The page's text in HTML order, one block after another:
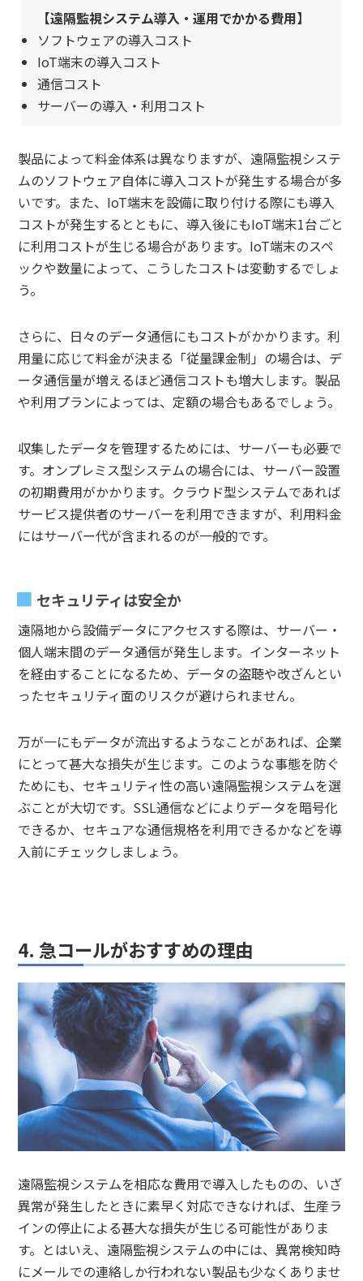
【遠隔監視システム導入・運用でかかる費用】
ソフトウェアの導入コスト
IoT端末の導入コスト
通信コスト
サーバーの導入・利用コスト
製品によって料金体系は異なりますが、遠隔監視システ
ムのソフトウェア自体に導入コストが発生する場合が多
いです。また、IoT端末を設備に取り付ける際にも導入
コストが発生するとともに、導入後にもIoT端末1台ごと
に利用コストが生じる場合があります。IoT端末のスペ
ックや数量によって、こうしたコストは変動するでしょ
う。
さらに、日々のデータ通信にもコストがかかります。利
用量に応じて料金が決まる「従量課金制」の場合は、デ
ータ通信量が増えるほど通信コストも増大します。製品
や利用プランによっては、定額の場合もあるでしょう。
収集したデータを管理するためには、サーバーも必要で
す。オンプレミス型システムの場合には、サーバー設置
の初期費用がかかります。クラウド型システムであれば
サービス提供者のサーバーを利用できますが、利用料金
にはサーバー代が含まれるのが一般的です。
セキュリティは安全か
遠隔地から設備データにアクセスする際は、サーバー・
個人端末間のデータ通信が発生します。インターネット
を経由することになるため、データの盗聴や改ざんとい
ったセキュリティ面のリスクが避けられません。
万が一にもデータが流出するようなことがあれば、企業
にとって甚大な損失が生じます。このような事態を防ぐ
ためにも、セキュリティ性の高い遠隔監視システムを選
ぶことが大切です。SSL通信などによりデータを暗号化
できるか、セキュアな通信規格を利用できるかなどを導
入前にチェックしましょう。
4. 急コールがおすすめの理由
遠隔監視システムを相応な費用で導入したものの、いざ
異常が発生したときに素早く対応できなければ、生産ラ
インの停止による甚大な損失が生じる可能性がありま
す。とはいえ、遠隔監視システムの中には、異常検知時
にメールでの連絡しか行われない製品も少なくありませ